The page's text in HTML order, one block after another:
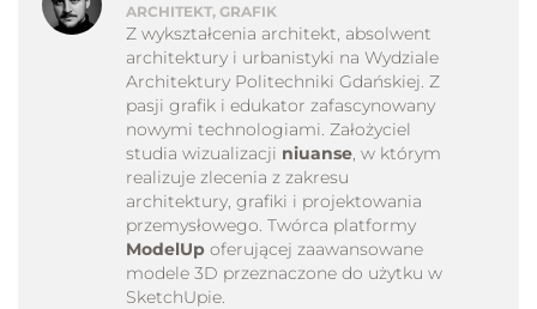
ARCHITEKT, GRAFIK
Z wykształcenia architekt, absolwent
architektury i urbanistyki na Wydziale
Architektury Politechniki Gdańskiej. Z
pasji grafik i edukator zafascynowany
nowymi technologiami. Założyciel
studia wizualizacji niuanse, w którym
realizuje zlecenia z zakresu
architektury, grafiki i projektowania
przemysłowego. Twórca platformy
ModelUp oferującej zaawansowane
modele 3D przeznaczone do użytku w
SketchUpie.